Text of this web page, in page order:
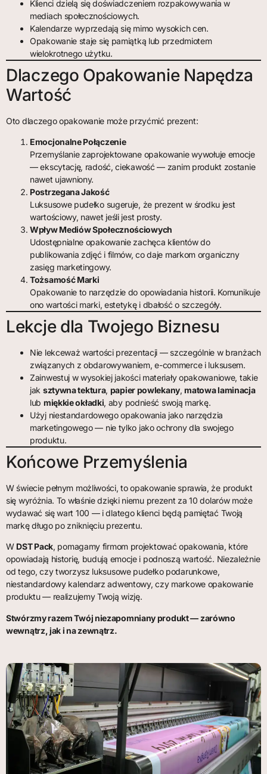
Klienci dzielą się doświadczeniem rozpakowywania w
mediach społecznościowych.
Kalendarze wyprzedają się mimo wysokich cen.
Opakowanie staje się pamiątką lub przedmiotem
wielokrotnego użytku.
Dlaczego Opakowanie Napędza
Wartość
Oto dlaczego opakowanie może przyćmić prezent:
Emocjonalne Połączenie
Przemyślanie zaprojektowane opakowanie wywołuje emocje
— ekscytację, radość, ciekawość — zanim produkt zostanie
nawet ujawniony.
Postrzegana Jakość
Luksusowe pudełko sugeruje, że prezent w środku jest
wartościowy, nawet jeśli jest prosty.
Wpływ Mediów Społecznościowych
Udostępnialne opakowanie zachęca klientów do
publikowania zdjęć i filmów, co daje markom organiczny
zasięg marketingowy.
Tożsamość Marki
Opakowanie to narzędzie do opowiadania historii. Komunikuje
ono wartości marki, estetykę i dbałość o szczegóły.
Lekcje dla Twojego Biznesu
Nie lekceważ wartości prezentacji — szczególnie w branżach
związanych z obdarowywaniem, e-commerce i luksusem.
Zainwestuj w wysokiej jakości materiały opakowaniowe, takie
jak sztywna tektura, papier powlekany,matowa laminacja
lub miękkie okładki, aby podnieść swoją markę.
Użyj niestandardowego opakowania jako narzędzia
marketingowego — nie tylko jako ochrony dla swojego
produktu.
Końcowe Przemyślenia
W świecie pełnym możliwości, to opakowanie sprawia, że produkt
się wyróżnia. To właśnie dzięki niemu prezent za 10 dolarów może
wydawać się wart 100 — i dlatego klienci będą pamiętać Twoją
markę długo po zniknięciu prezentu.
W DST Pack, pomagamy firmom projektować opakowania, które
opowiadają historię, budują emocje i podnoszą wartość. Niezależnie
od tego, czy tworzysz luksusowe pudełko podarunkowe,
niestandardowy kalendarz adwentowy, czy markowe opakowanie
produktu — realizujemy Twoją wizję.
Stwórzmy razem Twój niezapomniany produkt — zarówno
wewnątrz, jak i na zewnątrz.